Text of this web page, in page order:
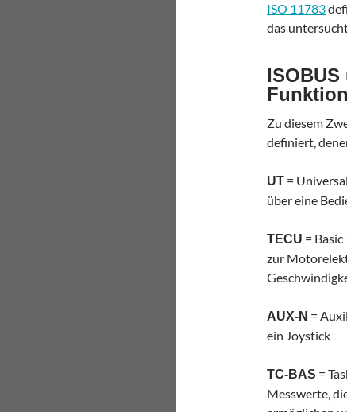
ISO 11783
das
Zu diesem
definiert,
UT =
über eine
TECU =
zur
AUX-N =
ein Joystick
TC-BAS =
Messwerte,